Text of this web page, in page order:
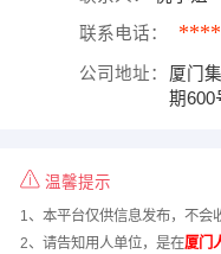
联系电话： ****
公司地址：
厦门
期600
温馨提示
1、本平台仅供信息发布，不会
2、请告知用人单位，是在厦门